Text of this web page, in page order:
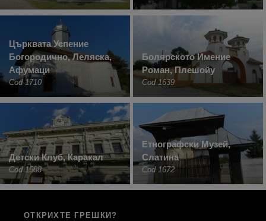
Църквата Успение
Богородично, Леляска,
Афумаци
Cod 1710
Болярското Имение
Роман, Плешойу
Cod 1639
Детски Клуб, Каракал
Cod 1588
Етнографски Музей,
Слатина
Cod 1672
ОТКРИХТЕ ГРЕШКИ?